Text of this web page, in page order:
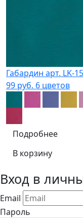
Габардин арт. LK-
99 руб. 6 цветов
Подробнее
В корзину
Вход в
Email
Пароль